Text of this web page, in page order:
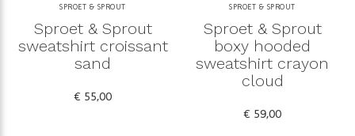
SPROET & SPROUT
Sproet & Sprout
sweatshirt croissant
sand
€ 55,00
SPROET & SPROUT
Sproet & Sprout
boxy hooded
sweatshirt crayon
cloud
€ 59,00